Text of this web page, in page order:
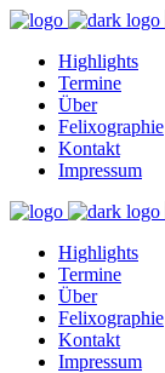
Highlights
Termine
Über
Felixographie
Kontakt
Impressum
Highlights
Termine
Über
Felixographie
Kontakt
Impressum